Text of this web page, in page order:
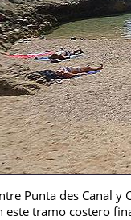
Punta des Canal
este tramo costero